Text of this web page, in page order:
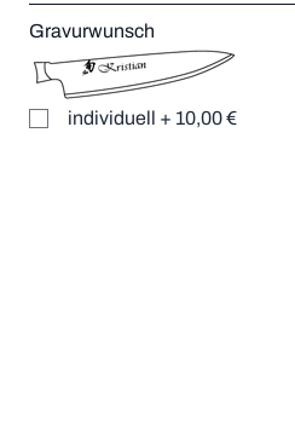
Gravurwunsch
individuell + 10,00 €